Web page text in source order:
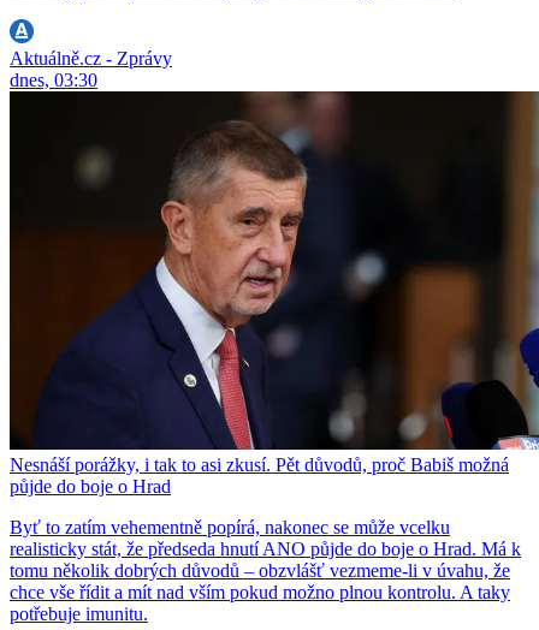
Aktuálně.cz - Zprávy
dnes, 03:30
Nesnáší porážky, i tak to asi zkusí. Pět důvodů, proč Babiš možná
půjde do boje o Hrad
Byť to zatím vehementně popírá, nakonec se může vcelku
realisticky stát, že předseda hnutí ANO půjde do boje o Hrad. Má k
tomu několik dobrých důvodů – obzvlášť vezmeme-li v úvahu, že
chce vše řídit a mít nad vším pokud možno plnou kontrolu. A taky
potřebuje imunitu.